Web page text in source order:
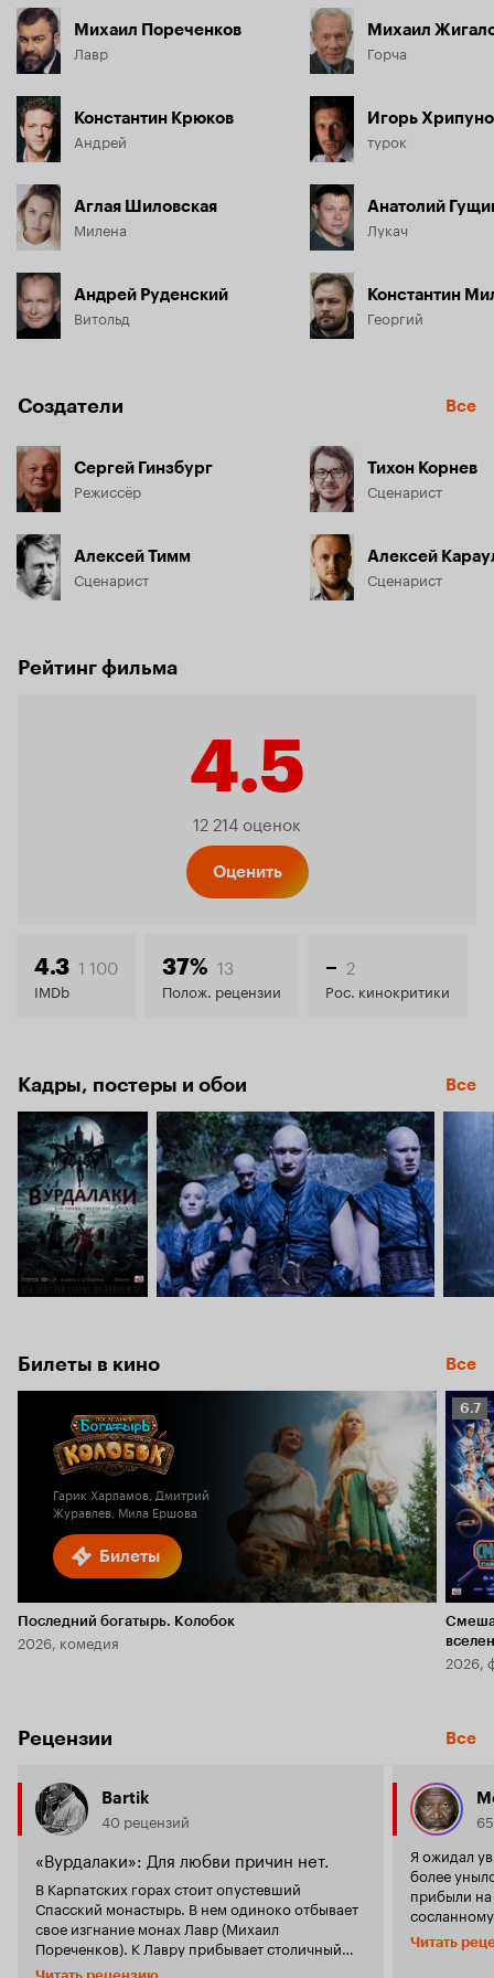
Михаил Пореченков
Лавр
Константин Крюков
Андрей
Аглая Шиловская
Милена
Андрей Руденский
Витольд
Михаил
Горча
Игорь
турок
Анатолий
Лукач
Константин
Георгий
Создатели Все
Сергей Гинзбург
Режиссёр
Алексей Тимм
Сценарист
Тихон Корнев
Сценарист
Алексей
Сценарист
Рейтинг фильма
4.5
Рейтинг
4.5
12 214 оценок
Оценить
4.3 1 100
IMDb
37% 13
Полож. рецензии
– 2
Рос. кинокритики
Кадры, постеры и обои Все
Билеты в кино Все
Билеты
Гарик Харламов, Дмитрий
Журавлев, Мила Ершова
Последний богатырь. Колобок
2026, комедия
6.7
6.7
2026,
Рецензии Все
Bartik
40 рецензий
«Вурдалаки»: Для любви причин нет.
В Карпатских горах стоит опустевший
Спасский монастырь. В нем одиноко отбывает
свое изгнание монах Лавр (Михаил
Пореченков). К Лавру прибывает столичный
гость Андрей (Константин Крюков) с
Я ожидал
более унылое
прибыли
важное
на сюжет.
Читать